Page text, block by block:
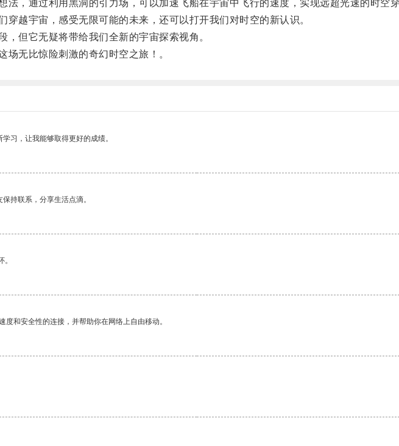
，通过利用黑洞的引力场，可以加速飞船在宇宙中飞行的速度，实现远超光速的时空穿
越宇宙，感受无限可能的未来，还可以打开我们对时空的新认识。
但它无疑将带给我们全新的宇宙探索视角。
无比惊险刺激的奇幻时空之旅！。
习，让我能够取得更好的成绩。
持联系，分享生活点滴。
和安全性的连接，并帮助你在网络上自由移动。